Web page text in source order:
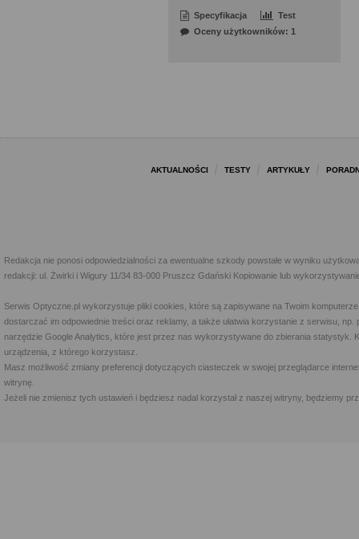
Specyfikacja
Test
Oceny użytkowników: 1
AKTUALNOŚCI TESTY ARTYKUŁY
Redakcja nie ponosi odpowiedzialności za ewentualne szkody powstałe w wyniku
redakcji: ul. Żwirki i Wigury 11/34 83-000 Pruszcz Gdański Kopiowanie lub
Serwis Optyczne.pl wykorzystuje pliki cookies, które są zapisywane na Twoim
dostarczać im odpowiednie treści oraz reklamy, a także ułatwia korzystanie z serwisu,
narzędzie Google Analytics, które jest przez nas wykorzystywane do zbierania statystyk.
urządzenia, z którego korzystasz.
Masz możliwość zmiany preferencji dotyczących ciasteczek w swojej przeglądarce
witrynę.
Jeżeli nie zmienisz tych ustawień i będziesz nadal korzystał z naszej witryny, będziemy